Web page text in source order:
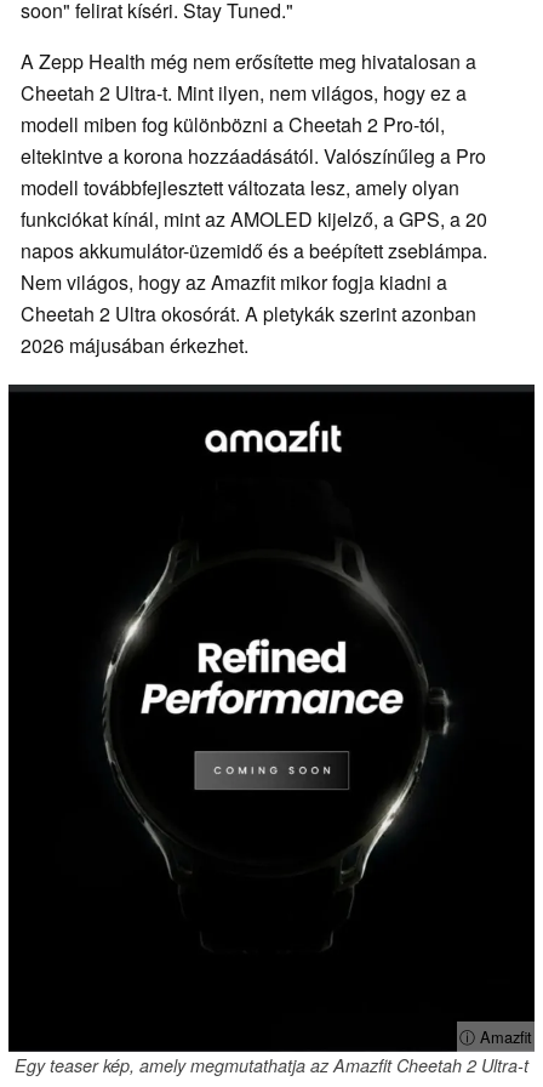
soon" felirat kíséri. Stay Tuned."
A Zepp Health még nem erősítette meg hivatalosan a
Cheetah 2 Ultra-t. Mint ilyen, nem világos, hogy ez a
modell miben fog különbözni a Cheetah 2 Pro-tól,
eltekintve a korona hozzáadásától. Valószínűleg a Pro
modell továbbfejlesztett változata lesz, amely olyan
funkciókat kínál, mint az AMOLED kijelző, a GPS, a 20
napos akkumulátor-üzemidő és a beépített zseblámpa.
Nem világos, hogy az Amazfit mikor fogja kiadni a
Cheetah 2 Ultra okosórát. A pletykák szerint azonban
2026 májusában érkezhet.
ⓘ Amazfit
Egy teaser kép, amely megmutathatja az Amazfit Cheetah 2 Ultra-t